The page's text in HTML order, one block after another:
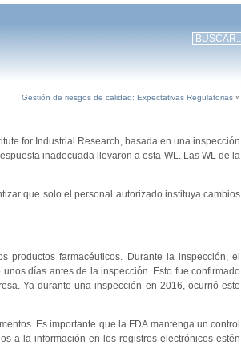
Gestión de riesgos de calidad: Expectativas Regulatorias »
for Industrial Research, basada en una inspección
inadecuada llevaron a esta WL. Las WL de la
que solo el personal autorizado instituya cambios
farmacéuticos. Durante la inspección, el
días antes de la inspección. Esto fue confirmado
Ya durante una inspección en 2016, ocurrió este
Es importante que la FDA mantenga un control
a la información en los registros electrónicos estén